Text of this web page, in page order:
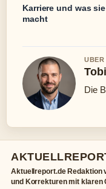
Karriere und was
macht
UBER
Die
Aktuellreport.de Redaktion
und Korrekturen mit klaren